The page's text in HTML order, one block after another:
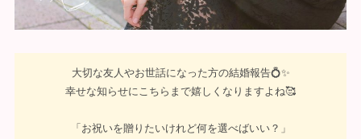
大切な友人やお世話になった方の結婚報告💍✨
幸せな知らせにこちらまで嬉しくなりますよね🥰
「お祝いを贈りたいけれど何を選べばいい？」